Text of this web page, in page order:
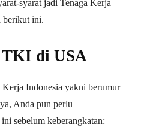
syarat jadi Tenaga Kerja
berikut ini.
di USA
Indonesia yakni berumur
Anda pun perlu
sebelum keberangkatan: